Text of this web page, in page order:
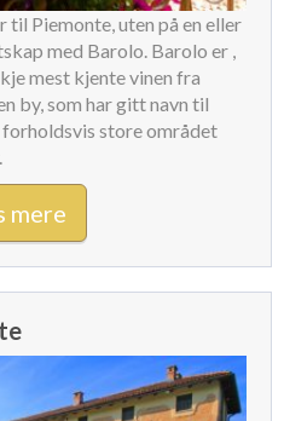
til Piemonte, uten på en eller
med Barolo. Barolo er ,
mest kjente vinen fra
by, som har gitt navn til
forholdsvis store området
mere